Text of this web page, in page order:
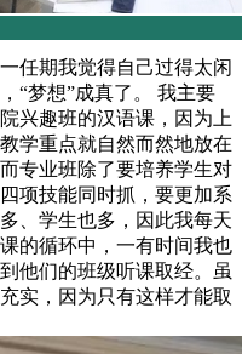
任期我觉得自己过得太闲
“梦想”成真了。 我主要
兴趣班的汉语课，因为上
学重点就自然而然地放在
专业班除了要培养学生对
项技能同时抓，要更加系
、学生也多，因此我每天
循环中，一有时间我也
他们的班级听课取经。虽
实，因为只有这样才能取